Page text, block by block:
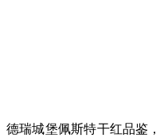
德瑞城堡佩斯特干红品鉴